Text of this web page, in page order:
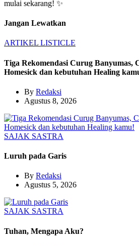
mulai sekarang! ✨
Jangan Lewatkan
ARTIKEL LISTICLE
Tiga Rekomendasi Curug Banyumas,
Homesick dan kebutuhan Healing
By Redaksi
Agustus 8, 2026
SAJAK SASTRA
Luruh pada Garis
By Redaksi
Agustus 5, 2026
SAJAK SASTRA
Tuhan, Mengapa Aku?